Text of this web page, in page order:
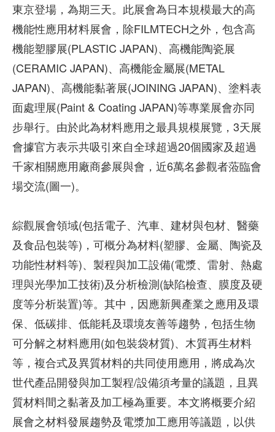
東京登場，為期三天。此展會為日本規模最大的高
機能性應用材料展會，除FILMTECH之外，包含高
機能塑膠展(PLASTIC JAPAN)、高機能陶瓷展
(CERAMIC JAPAN)、高機能金屬展(METAL
JAPAN)、高機能黏著展(JOINING JAPAN)、塗料表
面處理展(Paint & Coating JAPAN)等專業展會亦同
步舉行。由於此為材料應用之最具規模展覽，3天展
會據官方表示共吸引來自全球超過20個國家及超過
千家相關應用廠商參展與會，近6萬名參觀者蒞臨會
場交流(圖一)。
綜觀展會領域(包括電子、汽車、建材與包材、醫藥
及食品包裝等)，可概分為材料(塑膠、金屬、陶瓷及
功能性材料等)、製程與加工設備(電漿、雷射、熱處
理與光學加工技術)及分析檢測(缺陷檢查、膜度及硬
度等分析裝置)等。其中，因應新興產業之應用及環
保、低碳排、低能耗及環境友善等趨勢，包括生物
可分解之材料應用(如包裝袋材質)、木質再生材料
等，複合式及異質材料的共同使用應用，將成為次
世代產品開發與加工製程/設備須考量的議題，且異
質材料間之黏著及加工極為重要。本文將概要介紹
展會之材料發展趨勢及電漿加工應用等議題，以供